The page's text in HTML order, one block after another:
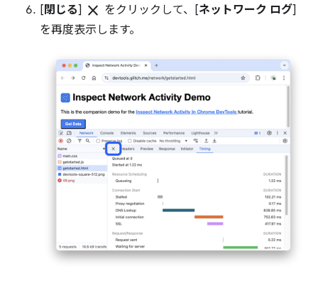
[ 閉じる] close をクリックして、[ネットワーク ログ]
を再度表示します。